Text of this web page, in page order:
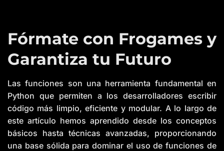
Fórmate con Frogames y
Garantiza tu Futuro
Las funciones son una herramienta fundamental en
Python que permiten a los desarrolladores escribir
código más limpio, eficiente y modular. A lo largo de
este artículo hemos aprendido desde los conceptos
básicos hasta técnicas avanzadas, proporcionando
una base sólida para dominar el uso de funciones de